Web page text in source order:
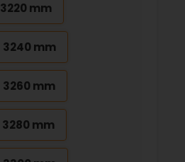
3220 mm
3240 mm
3260 mm
3280 mm